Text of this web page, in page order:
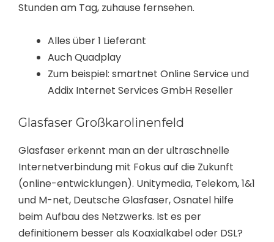
Stunden am Tag, zuhause fernsehen.
Alles über 1 Lieferant
Auch Quadplay
Zum beispiel: smartnet Online Service und
Addix Internet Services GmbH Reseller
Glasfaser Großkarolinenfeld
Glasfaser erkennt man an der ultraschnelle
Internetverbindung mit Fokus auf die Zukunft
(online-entwicklungen). Unitymedia, Telekom, 1&1
und M-net, Deutsche Glasfaser, Osnatel hilfe
beim Aufbau des Netzwerks. Ist es per
definitionem besser als Koaxialkabel oder DSL?